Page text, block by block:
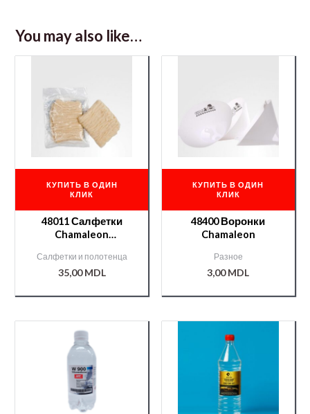
You may also like…
КУПИТЬ В ОДИН
КЛИК
48011 Салфетки
Chamaleon
Салфетки и полотенца
35,00MDL
КУПИТЬ В ОДИН
КЛИК
48400 Воронки
Chamaleon
Разное
3,00MDL